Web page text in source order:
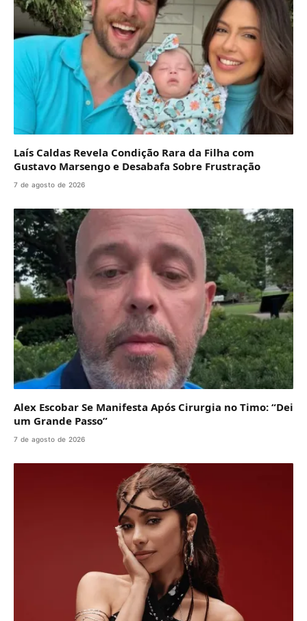
Laís Caldas Revela Condição Rara da Filha com
Gustavo Marsengo e Desabafa Sobre Frustração
7 de agosto de 2026
Alex Escobar Se Manifesta Após Cirurgia no Timo: “Dei
um Grande Passo”
7 de agosto de 2026